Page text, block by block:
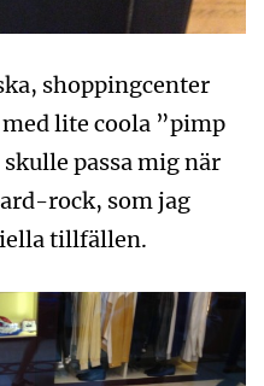
shoppingcenter
lite coola ”pimp
passa mig när
rock, som jag
tillfällen.